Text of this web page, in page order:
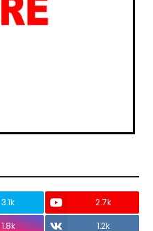
3.1k
2.7k
1.8k 1.2k